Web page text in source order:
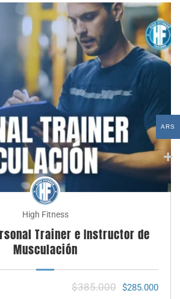
High Fitness
Trainer e Instructor de
Musculación
$385.000 $285.000
ARS